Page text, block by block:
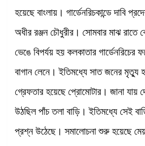
হয়েছে বাংলায়। গার্ডেনরিচকান্ডে দাবি
অধীর রঞ্জন চৌধুরীর। সোমবার মাঝ
ভেঙে বিপর্যয় হয় কলকাতার গার্ডেনরিচের
বাগান লেনে। ইতিমধ্যে সাত জনের মৃত্যু
গ্রেফতার হয়েছে প্রোমোটার। জানা যায়
উঠছিল পাঁচ তলা বাড়ি। ইতিমধ্যে সেই
প্রশ্ন উঠেছে। সমালোচনা শুরু হয়েছে